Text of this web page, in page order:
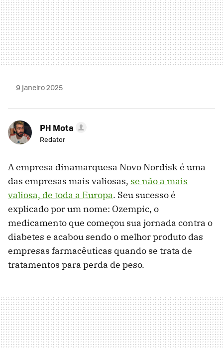
9 janeiro 2025
PH Mota
Redator
A empresa dinamarquesa Novo Nordisk é uma
das empresas mais valiosas, se não a mais
valiosa, de toda a Europa. Seu sucesso é
explicado por um nome: Ozempic, o
medicamento que começou sua jornada contra o
diabetes e acabou sendo o melhor produto das
empresas farmacêuticas quando se trata de
tratamentos para perda de peso.